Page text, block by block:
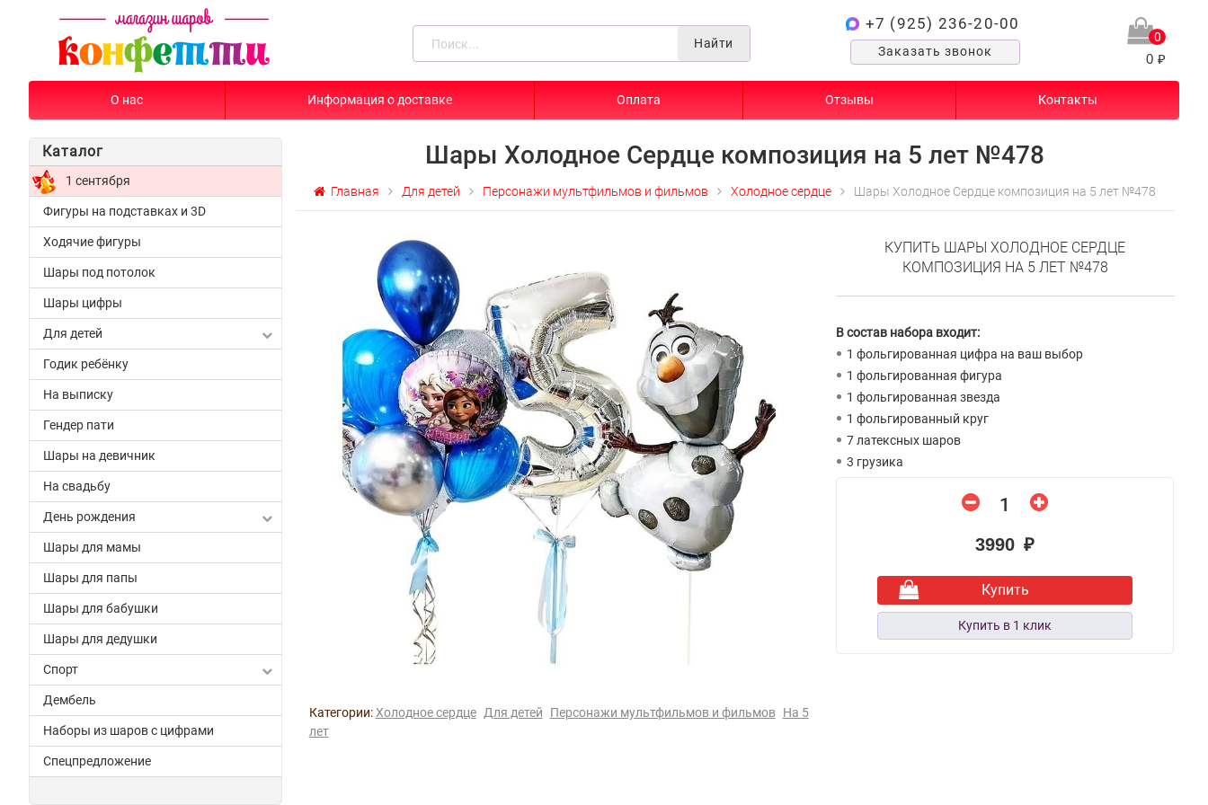
Найти
+7 (925) 236-20-00
Заказать звонок
0
0 ₽
О нас Информация о доставке Оплата Отзывы Контакты
Каталог
1 сентября
Фигуры на подставках и 3D
Ходячие фигуры
Шары под потолок
Шары цифры
Для детей
Годик ребёнку
На выписку
Гендер пати
Шары на девичник
На свадьбу
День рождения
Шары для мамы
Шары для папы
Шары для бабушки
Шары для дедушки
Спорт
Дембель
Наборы из шаров с цифрами
Спецпредложение
Шары Холодное Сердце композиция на 5 лет №478
Главная Для детей Персонажи мультфильмов и фильмов Холодное сердце Шары Холодное Сердце композиция на 5 лет №478
Категории:Холодное сердце Для детей Персонажи мультфильмов и фильмов На 5
лет
КУПИТЬ ШАРЫ ХОЛОДНОЕ СЕРДЦЕ
КОМПОЗИЦИЯ НА 5 ЛЕТ №478
В состав набора входит:
1 фольгированная цифра на ваш выбор
1 фольгированная фигура
1 фольгированная звезда
1 фольгированный круг
7 латексных шаров
3 грузика
3990 ₽
Купить